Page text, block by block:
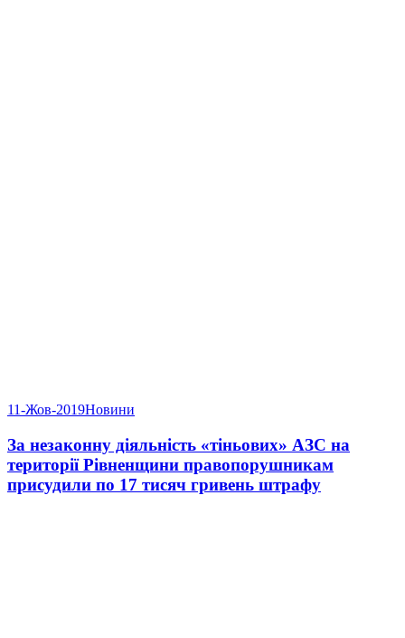
11-Жов-2019Новини
За незаконну діяльність «тіньових» АЗС на
території Рівненщини правопорушникам
присудили по 17 тисяч гривень штрафу